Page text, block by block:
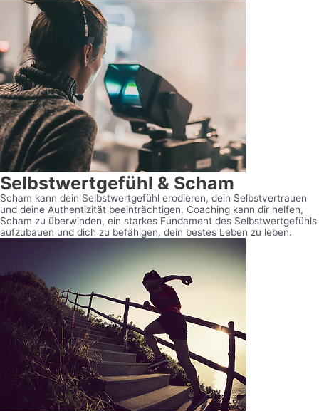
Selbstwertgefühl & Scham
Scham kann dein Selbstwertgefühl erodieren, dein Selbstvertrauen
und deine Authentizität beeinträchtigen. Coaching kann dir helfen,
Scham zu überwinden, ein starkes Fundament des Selbstwertgefühls
aufzubauen und dich zu befähigen, dein bestes Leben zu leben.